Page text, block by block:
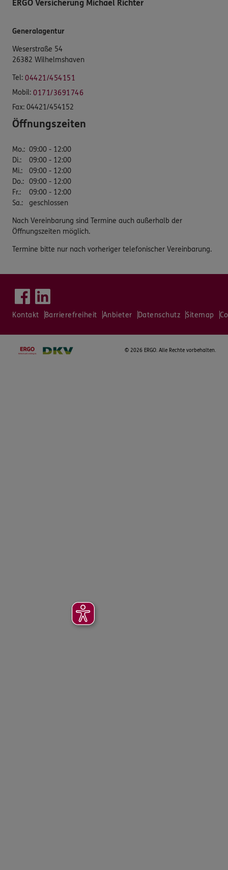
ERGO Versicherung Michael Richter
Generalagentur
Weserstraße 54
26382 Wilhelmshaven
Tel: 04421/454151
Mobil: 0171/3691746
Fax: 04421/454152
Öffnungszeiten
Mo.: 09:00 - 12:00
Di.:
09:00 - 12:00
Mi.:
09:00 - 12:00
Do.: 09:00 - 12:00
Fr.:
09:00 - 12:00
Sa.: geschlossen
Nach Vereinbarung sind Termine auch außerhalb der
Öffnungszeiten möglich.
Termine bitte nur nach vorheriger telefonischer Vereinbarung.
Kontakt Barrierefreiheit Anbieter Datenschutz Sitemap
© 2026 ERGO. Alle Rechte vorbehalten.